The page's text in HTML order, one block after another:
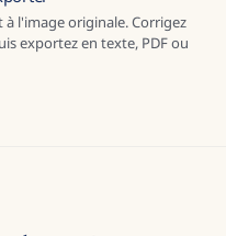
l'image originale. Corrigez